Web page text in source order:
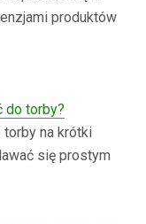
produktów
do torby?
torby na krótki
się prostym